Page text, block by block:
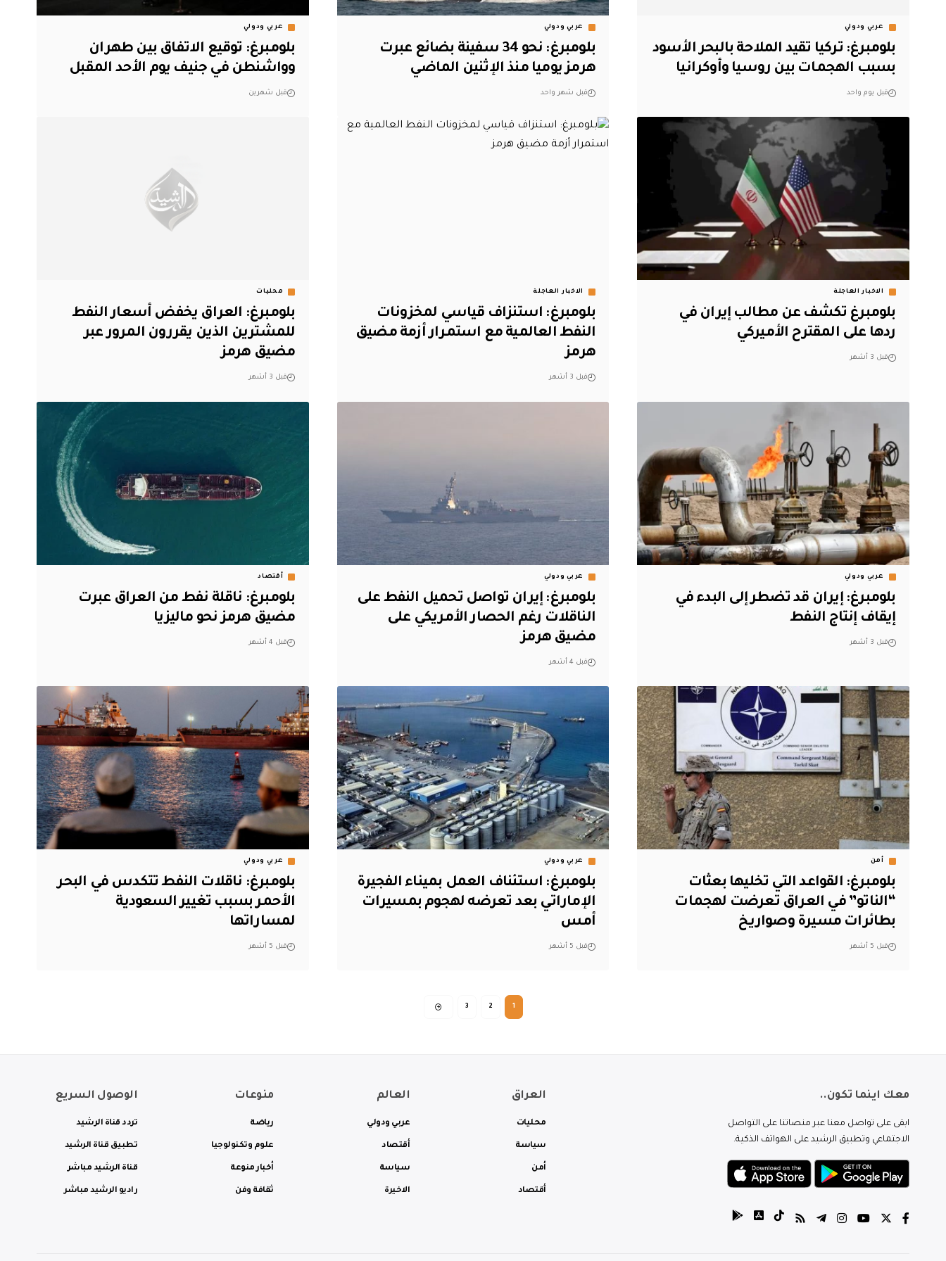
عربي ودولي
بلومبرغ: تركيا تقيد الملاحة بالبحر الأسود
بسبب الهجمات بين روسيا وأوكرانيا
قبل يوم واحد
عربي ودولي
بلومبرغ: نحو 34 سفينة بضائع عبرت
هرمز يوميا منذ الإثنين الماضي
قبل شهر واحد
عربي ودولي
بلومبرغ: توقيع الاتفاق بين طهران
وواشنطن في جنيف يوم الأحد المقبل
قبل شهرين
الاخبار العاجلة
بلومبرغ تكشف عن مطالب إيران في
ردها على المقترح الأميركي
قبل 3 أشهر
الاخبار العاجلة
بلومبرغ: استنزاف قياسي لمخزونات
النفط العالمية مع استمرار أزمة مضيق
هرمز
قبل 3 أشهر
محليات
بلومبرغ: العراق يخفض أسعار النفط
للمشترين الذين يقررون المرور عبر
مضيق هرمز
قبل 3 أشهر
عربي ودولي
بلومبرغ: إيران قد تضطر إلى البدء في
إيقاف إنتاج النفط
قبل 3 أشهر
عربي ودولي
بلومبرغ: إيران تواصل تحميل النفط على
الناقلات رغم الحصار الأمريكي على
مضيق هرمز
قبل 4 أشهر
أقتصاد
بلومبرغ: ناقلة نفط من العراق عبرت
مضيق هرمز نحو ماليزيا
قبل 4 أشهر
أمن
بلومبرغ: القواعد التي تخليها بعثات
“الناتو” في العراق تعرضت لهجمات
بطائرات مسيرة وصواريخ
قبل 5 أشهر
عربي ودولي
بلومبرغ: استئناف العمل بميناء الفجيرة
الإماراتي بعد تعرضه لهجوم بمسيرات
أمس
قبل 5 أشهر
عربي ودولي
بلومبرغ: ناقلات النفط تتكدس في البحر
الأحمر بسبب تغيير السعودية
لمساراتها
قبل 5 أشهر
1
2
3
معك اينما تكون..
ابقى على تواصل معنا عبر منصاتنا على التواصل
الاجتماعي وتطبيق الرشيد على الهواتف الذكية.
العراق
محليات
سياسة
أمن
أقتصاد
العالم
عربي ودولي
أقتصاد
سياسة
الاخيرة
منوعات
رياضة
علوم وتكنولوجيا
أخبار منوعة
ثقافة وفن
الوصول السريع
تردد قناة الرشيد
تطبيق قناة الرشيد
قناة الرشيد مباشر
راديو الرشيد مباشر